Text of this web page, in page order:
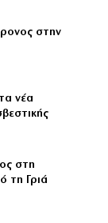
στην
νέα
στη
τη Γριά